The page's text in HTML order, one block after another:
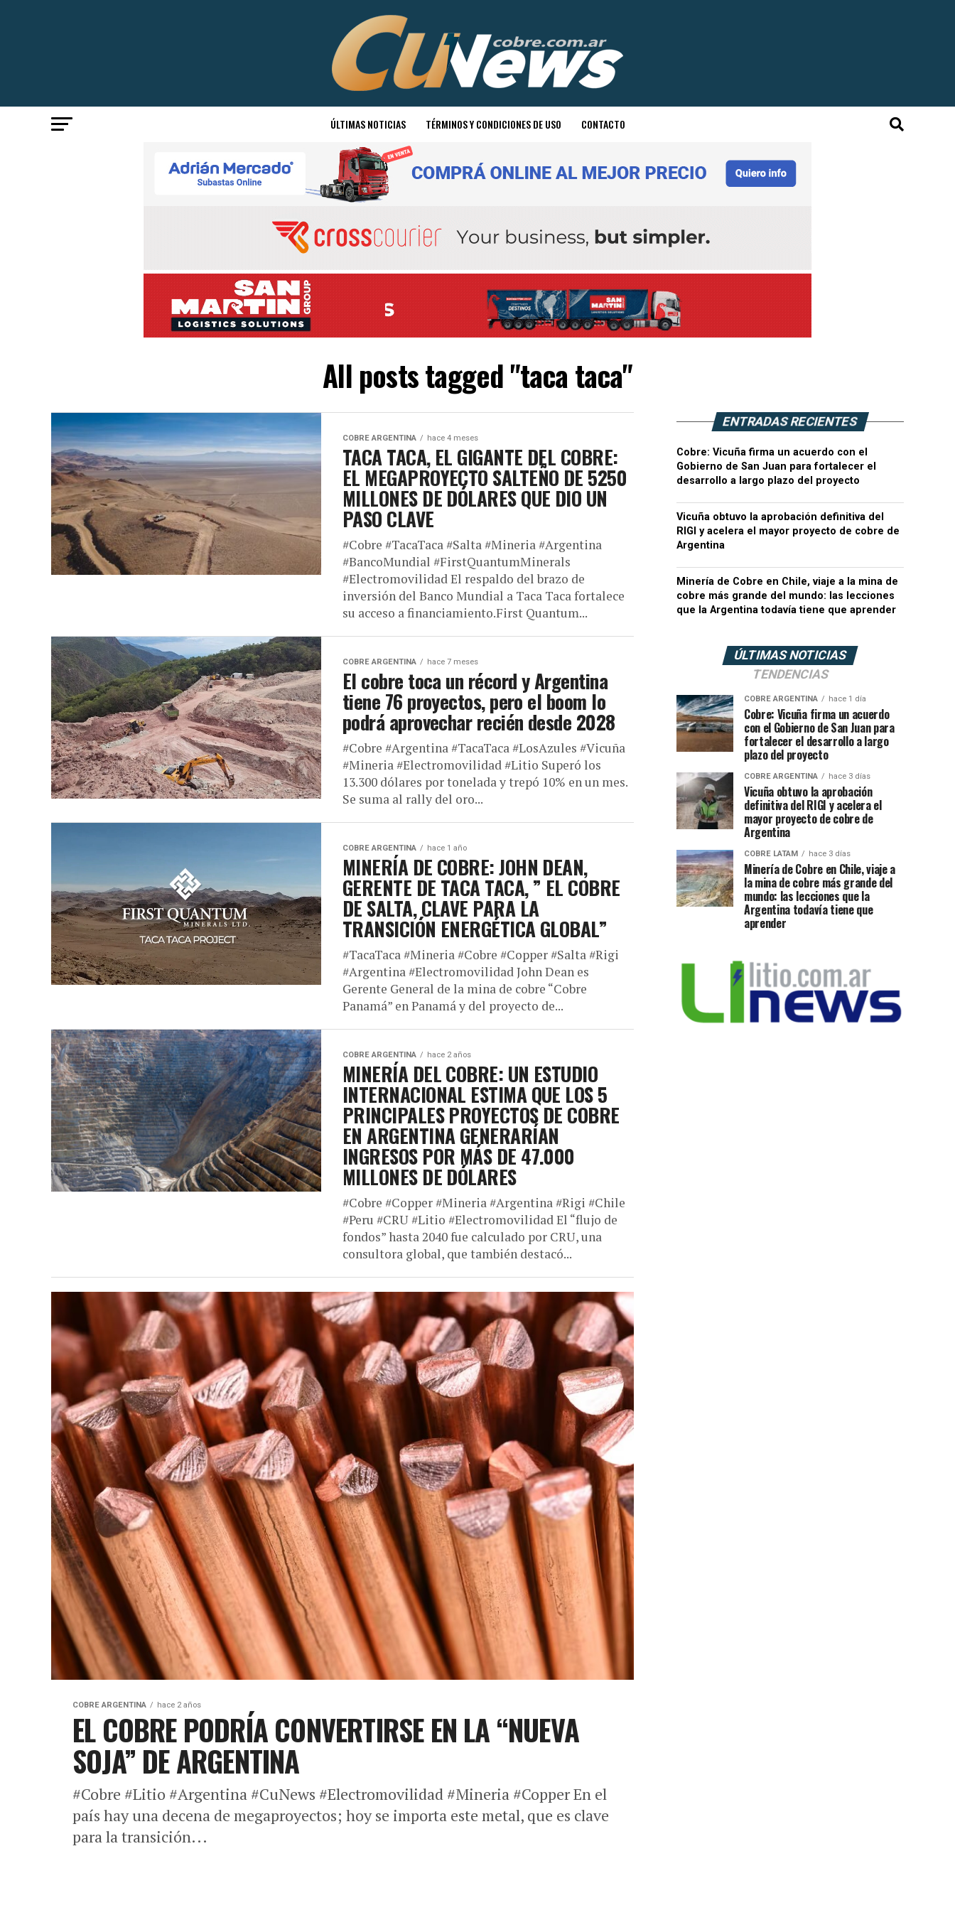
ÚLTIMAS NOTICIAS TÉRMINOS Y CONDICIONES DE USO CONTACTO
All posts tagged "taca taca"
COBRE ARGENTINA hace 4 meses
TACA TACA, EL GIGANTE DEL COBRE:
EL MEGAPROYECTO SALTEÑO DE 5250
MILLONES DE DÓLARES QUE DIO UN
PASO CLAVE
#Cobre #TacaTaca #Salta #Mineria #Argentina
#BancoMundial #FirstQuantumMinerals
#Electromovilidad El respaldo del brazo de
inversión del Banco Mundial a Taca Taca fortalece
su acceso a financiamiento.First Quantum...
COBRE ARGENTINA hace 7 meses
El cobre toca un récord y Argentina
tiene 76 proyectos, pero el boom lo
podrá aprovechar recién desde 2028
#Cobre #Argentina #TacaTaca #LosAzules #Vicuña
#Mineria #Electromovilidad #Litio Superó los
13.300 dólares por tonelada y trepó 10% en un mes.
Se suma al rally del oro...
COBRE ARGENTINA hace 1 año
MINERÍA DE COBRE: JOHN DEAN,
GERENTE DE TACA TACA, ” EL COBRE
DE SALTA, CLAVE PARA LA
TRANSICIÓN ENERGÉTICA GLOBAL”
#TacaTaca #Mineria #Cobre #Copper #Salta #Rigi
#Argentina #Electromovilidad John Dean es
Gerente General de la mina de cobre “Cobre
Panamá” en Panamá y del proyecto de...
COBRE ARGENTINA hace 2 años
MINERÍA DEL COBRE: UN ESTUDIO
INTERNACIONAL ESTIMA QUE LOS 5
PRINCIPALES PROYECTOS DE COBRE
EN ARGENTINA GENERARÍAN
INGRESOS POR MÁS DE 47.000
MILLONES DE DÓLARES
#Cobre #Copper #Mineria #Argentina #Rigi #Chile
#Peru #CRU #Litio #Electromovilidad El “flujo de
fondos” hasta 2040 fue calculado por CRU, una
consultora global, que también destacó...
COBRE ARGENTINA hace 2 años
EL COBRE PODRÍA CONVERTIRSE EN LA “NUEVA
SOJA” DE ARGENTINA
#Cobre #Litio #Argentina #CuNews #Electromovilidad #Mineria #Copper En el
país hay una decena de megaproyectos; hoy se importa este metal, que es clave
para la transición...
ENTRADAS RECIENTES
Cobre: Vicuña firma un acuerdo con el
Gobierno de San Juan para fortalecer el
desarrollo a largo plazo del proyecto
Vicuña obtuvo la aprobación definitiva del
RIGI y acelera el mayor proyecto de cobre de
Argentina
Minería de Cobre en Chile, viaje a la mina de
cobre más grande del mundo: las lecciones
que la Argentina todavía tiene que aprender
ÚLTIMAS NOTICIAS
TENDENCIAS
COBRE ARGENTINA hace 1 día
Cobre: Vicuña firma un acuerdo
con el Gobierno de San Juan para
fortalecer el desarrollo a largo
plazo del proyecto
COBRE ARGENTINA hace 3 días
Vicuña obtuvo la aprobación
definitiva del RIGI y acelera el
mayor proyecto de cobre de
Argentina
COBRE LATAM hace 3 días
Minería de Cobre en Chile, viaje a
la mina de cobre más grande del
mundo: las lecciones que la
Argentina todavía tiene que
aprender